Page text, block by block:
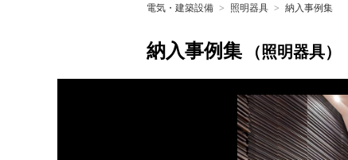
電気・建築設備 照明器具 納入事例集
納入事例集 （照明器具）